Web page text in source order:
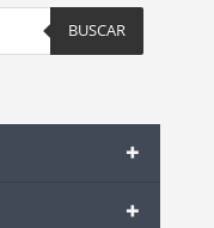
BUSCAR
+
+